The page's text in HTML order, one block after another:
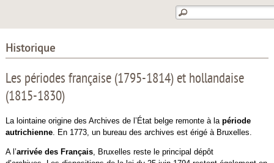
Historique
Les périodes française (1795-1814) et hollandaise
(1815-1830)
La lointaine origine des Archives de l’État belge remonte à la période
autrichienne. En 1773, un bureau des archives est érigé à Bruxelles.
A l’arrivée des Français, Bruxelles reste le principal dépôt